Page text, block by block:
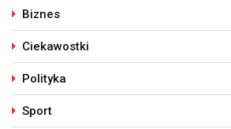
Biznes
Ciekawostki
Polityka
Sport